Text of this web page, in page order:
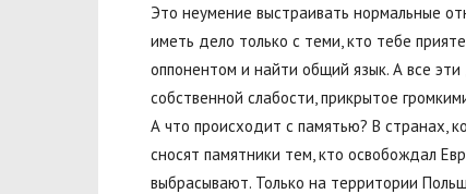
Это неумение выстраивать нормальные
иметь дело только с теми, кто тебе
оппонентом и найти общий язык. А все
собственной слабости, прикрытое
А что происходит с памятью? В странах,
сносят памятники тем, кто освобождал
выбрасывают. Только на территории